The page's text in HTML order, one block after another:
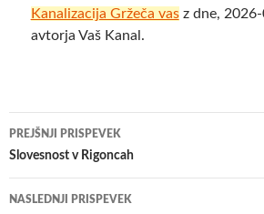
Kanalizacija Gržeča vasz dne,
avtorja Vaš Kanal.
Krmarjenje
po
prispevkih
PREJŠNJI PRISPEVEK
Slovesnost v Rigoncah
NASLEDNJI PRISPEVEK